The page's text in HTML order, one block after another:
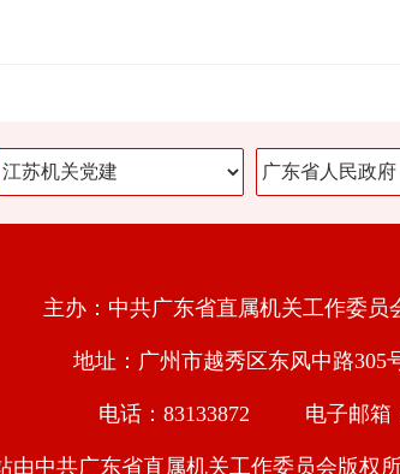
主办：中共广东省直属机关工作
地址：广州市越秀区东风中路305
电话：83133872 电子邮箱：
由中共广东省直属机关工作委员会版权